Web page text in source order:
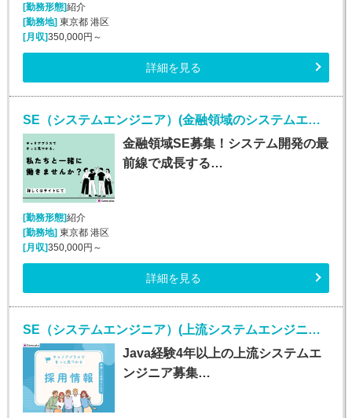
[勤務形態]紹介
[勤務地]東京都 港区
[月収]350,000円～
詳細を見る
SE（システムエンジニア）(金融領域のシステムエンジニア/正社員)
金融領域SE募集！システム開発の最
前線で成長する…
[勤務形態]紹介
[勤務地]東京都 港区
[月収]350,000円～
詳細を見る
SE（システムエンジニア）(上流システムエンジニア/Java経験者/正社員)
Java経験4年以上の上流システムエ
ンジニア募集…